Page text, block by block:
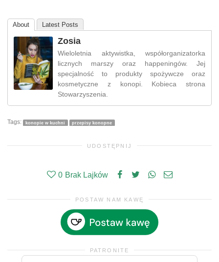
About Latest Posts
Zosia
Wieloletnia aktywistka, współorganizatorka
licznych marszy oraz happeningów. Jej
specjalność to produkty spożywcze oraz
kosmetyczne z konopi. Kobieca strona
Stowarzyszenia.
Tags: konopie w kuchni przepisy konopne
UDOSTĘPNIJ
0 Brak Lajków
POSTAW NAM KAWĘ
PATRONITE